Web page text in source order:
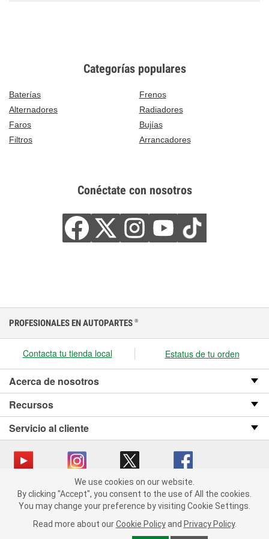
Categorías populares
Baterías
Frenos
Alternadores
Radiadores
Faros
Bujías
Filtros
Arrancadores
Conéctate con nosotros
We use cookies on our website. By clicking "Accept", you consent
to the use of All the cookies.
You may change your preference by visiting Cookie Settings.
Read more about our Cookie Policy and Privacy Policy.
PROFESIONALES EN AUTOPARTES ®
Contacta tu tienda local Estatus de tu orden
Acerca de nosotros
Recursos
Servicio al cliente
Copyright © 2008-2026 O’Reilly Auto Parts v OST_3.2.0.0.729 (3) cv1361
catalog_main
Política de privacidad
Ley de transparencia en las cadenas de suministro
We use cookies on our website.
By clicking "Accept", you consent to the use of All the cookies.
You may change your preference by visiting Cookie Settings.
Read more about our Cookie Policy and Privacy Policy.